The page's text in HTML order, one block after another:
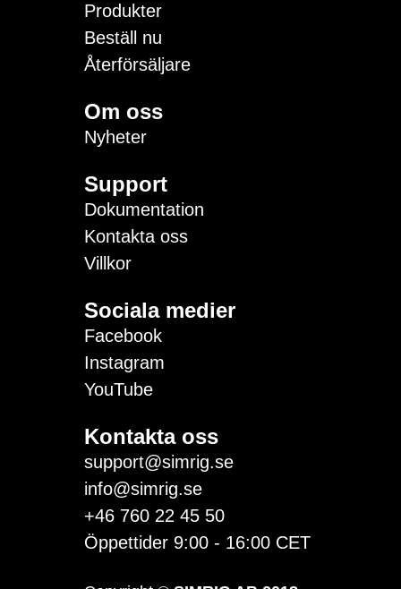
Produkter
Beställ nu
Återförsäljare
Om oss
Nyheter
Support
Dokumentation
Kontakta oss
Villkor
Sociala medier
Facebook
Instagram
YouTube
Kontakta oss
support@simrig.se
info@simrig.se
+46 760 22 45 50
Öppettider 9:00 - 16:00 CET